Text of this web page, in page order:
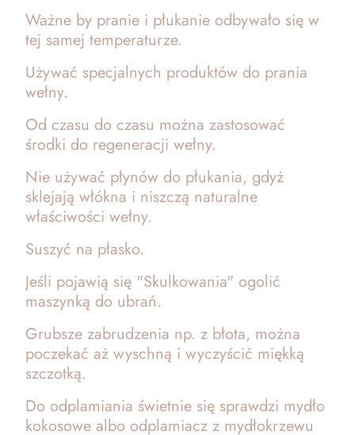
Ważne by pranie i płukanie odbywało się w
tej samej temperaturze.
Używać specjalnych produktów do prania
wełny.
Od czasu do czasu można zastosować
środki do regeneracji wełny.
Nie używać płynów do płukania, gdyż
sklejają włókna i niszczą naturalne
właściwości wełny.
Suszyć na płasko.
Jeśli pojawią się "Skulkowania" ogolić
maszynką do ubrań.
Grubsze zabrudzenia np. z błota, można
poczekać aż wyschną i wyczyścić miękką
szczotką.
Do odplamiania świetnie się sprawdzi mydło
kokosowe albo odplamiacz z mydłokrzewu